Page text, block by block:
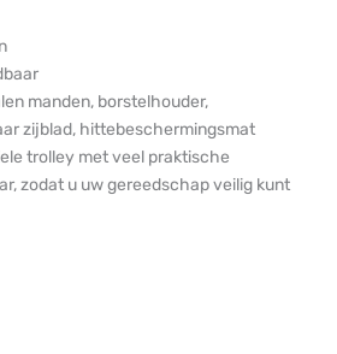
manden, borstelhouder,
zijblad, hittebeschermingsmat
trolley met veel praktische
zodat u uw gereedschap veilig kunt